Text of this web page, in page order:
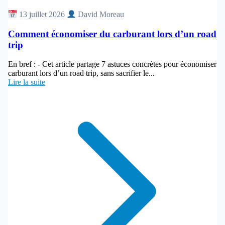
13 juillet 2026
David Moreau
Comment économiser du carburant lors d’un road
trip
En bref : - Cet article partage 7 astuces concrètes pour économiser
carburant lors d’un road trip, sans sacrifier le...
Lire la suite